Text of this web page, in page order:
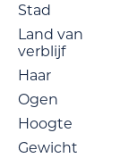
Stad
Land van
verblijf
Haar
Ogen
Hoogte
Gewicht